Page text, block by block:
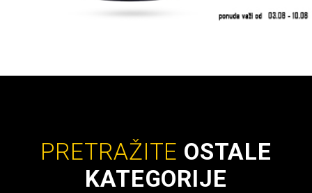
PRETRAŽITE OSTALE
KATEGORIJE